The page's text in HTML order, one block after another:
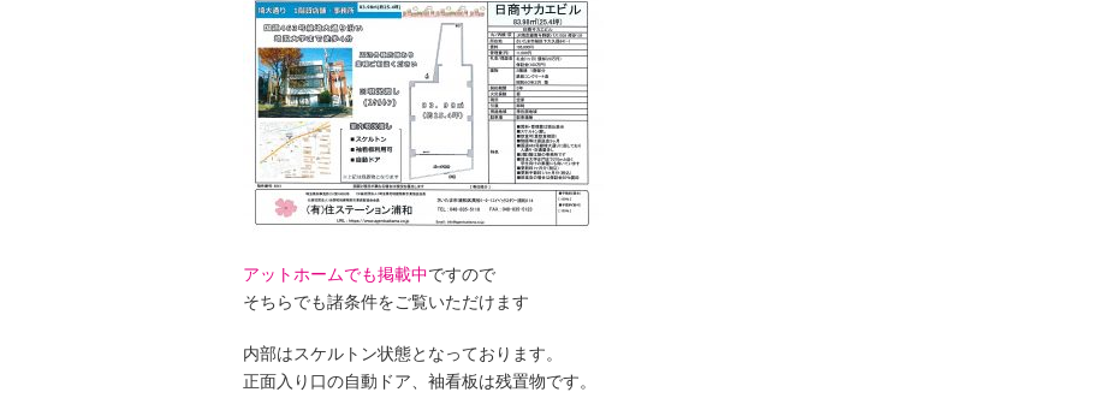
アットホームでも掲載中ですので
そちらでも諸条件をご覧いただけます
内部はスケルトン状態となっております。
正面入り口の自動ドア、袖看板は残置物です。